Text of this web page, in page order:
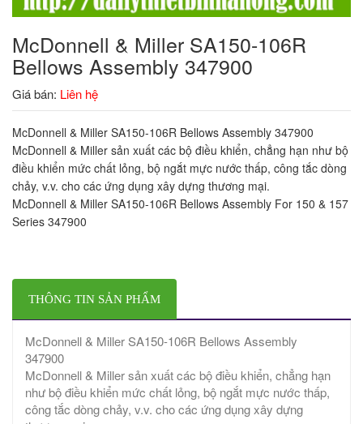
McDonnell & Miller SA150-106R
Bellows Assembly 347900
Giá bán: Liên hệ
McDonnell & Miller SA150-106R Bellows Assembly 347900
McDonnell & Miller sản xuất các bộ điều khiển, chẳng hạn như bộ
điều khiển mức chất lỏng, bộ ngắt mực nước thấp, công tắc dòng
chảy, v.v. cho các ứng dụng xây dựng thương mại.
McDonnell & Miller SA150-106R Bellows Assembly For 150 & 157
Series 347900
THÔNG TIN SẢN PHẨM
McDonnell & Miller SA150-106R Bellows Assembly
347900
McDonnell & Miller sản xuất các bộ điều khiển, chẳng hạn
như bộ điều khiển mức chất lỏng, bộ ngắt mực nước thấp,
công tắc dòng chảy, v.v. cho các ứng dụng xây dựng